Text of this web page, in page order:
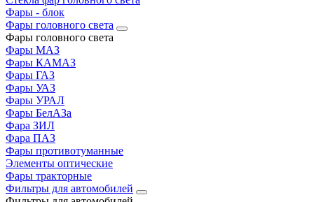
Фары - блок
Фары головного света
Фары головного света
Фары МАЗ
Фары КАМАЗ
Фары ГАЗ
Фары УАЗ
Фары УРАЛ
Фары БелАЗа
Фара ЗИЛ
Фара ПАЗ
Фары противотуманные
Элементы оптические
Фары тракторные
Фильтры для автомобилей